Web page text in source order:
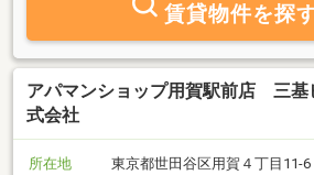
賃貸物件を探
アパマンショップ用賀駅前店 三基
式会社
所在地
東京都世田谷区用賀４丁目11-6